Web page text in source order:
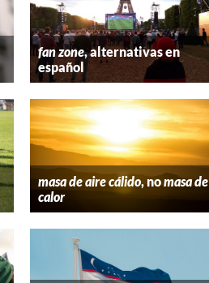
fan zone, alternativas en
español
masa de aire cálido, nomasa de
calor